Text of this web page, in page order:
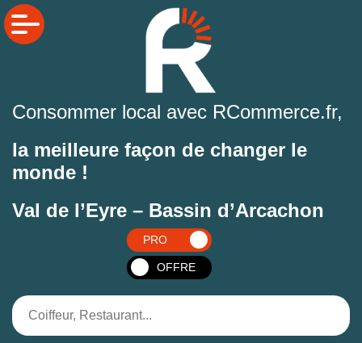
Consommer local avec RCommerce.fr,
la meilleure façon de changer le
monde !
Val de l’Eyre – Bassin d’Arcachon
PRO
OFFRE